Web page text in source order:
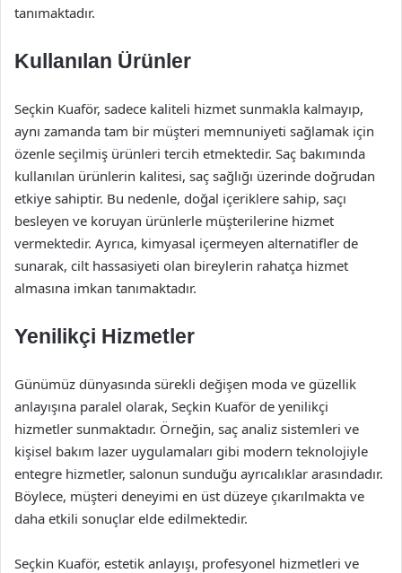
tanımaktadır.
Kullanılan Ürünler
Seçkin Kuaför, sadece kaliteli hizmet sunmakla kalmayıp,
aynı zamanda tam bir müşteri memnuniyeti sağlamak için
özenle seçilmiş ürünleri tercih etmektedir. Saç bakımında
kullanılan ürünlerin kalitesi, saç sağlığı üzerinde doğrudan
etkiye sahiptir. Bu nedenle, doğal içeriklere sahip, saçı
besleyen ve koruyan ürünlerle müşterilerine hizmet
vermektedir. Ayrıca, kimyasal içermeyen alternatifler de
sunarak, cilt hassasiyeti olan bireylerin rahatça hizmet
almasına imkan tanımaktadır.
Yenilikçi Hizmetler
Günümüz dünyasında sürekli değişen moda ve güzellik
anlayışına paralel olarak, Seçkin Kuaför de yenilikçi
hizmetler sunmaktadır. Örneğin, saç analiz sistemleri ve
kişisel bakım lazer uygulamaları gibi modern teknolojiyle
entegre hizmetler, salonun sunduğu ayrıcalıklar arasındadır.
Böylece, müşteri deneyimi en üst düzeye çıkarılmakta ve
daha etkili sonuçlar elde edilmektedir.
Seçkin Kuaför, estetik anlayışı, profesyonel hizmetleri ve